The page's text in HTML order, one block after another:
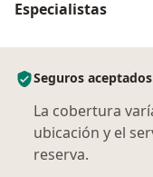
Especialistas
Seguros aceptados
La cobertura
ubicación y el
reserva.